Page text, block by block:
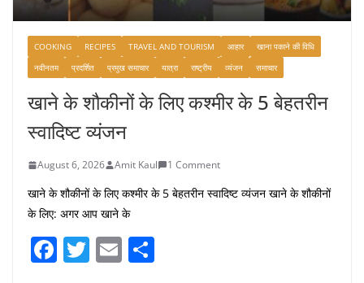
COOKING RECIPES TRAVEL AND TOURISM आहार
खाना पकाने की विधि
नवीनतम
प्रदर्शित प्रमुख समाचार यात्रा राष्ट्रीय व्यंजन समाचार
खाने के शौकीनों के लिए कश्मीर के 5 बेहतरीन
स्वादिष्ट व्यंजन
August 6, 2026 Amit Kaul 1 Comment
खाने के शौकीनों के लिए कश्मीर के 5 बेहतरीन स्वादिष्ट व्यंजन खाने के शौकीनों
के लिए: अगर आप खाने के
F T E